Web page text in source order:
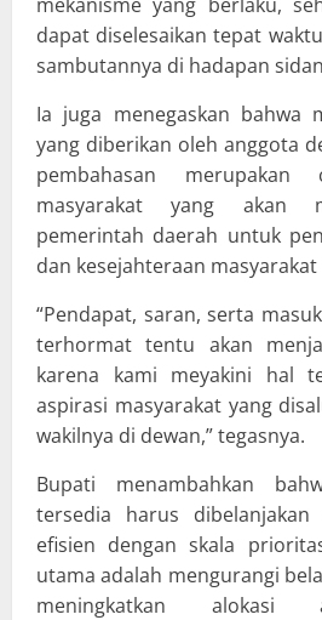
dapat diselesaikan tepat
sambutannya di hadapan
Ia juga menegaskan bahwa
yang diberikan oleh anggota
pembahasan merupakan
masyarakat yang akan
pemerintah daerah untuk
dan kesejahteraan masyarakat
“Pendapat, saran, serta
terhormat tentu akan
karena kami meyakini hal
aspirasi masyarakat yang
wakilnya di dewan,” tegasnya.
Bupati menambahkan
tersedia harus
efisien dengan skala
utama adalah mengurangi
meningkatkan alokasi